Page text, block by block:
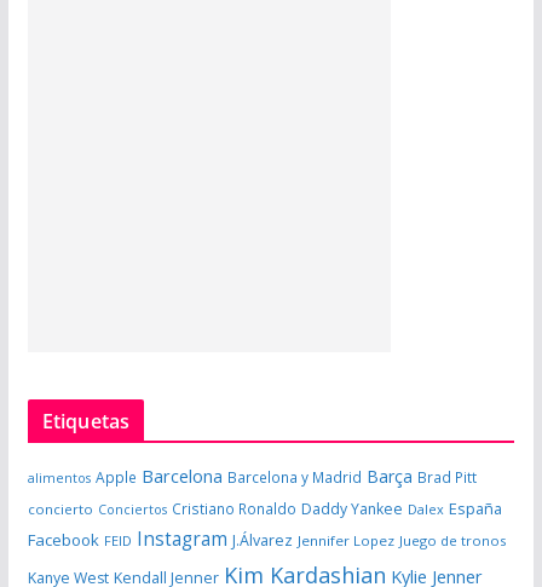
Etiquetas
alimentos Apple Barcelona Barcelona y Madrid Barça Brad Pitt
concierto Conciertos Cristiano Ronaldo Daddy Yankee Dalex España
Facebook FEID Instagram J.Álvarez Jennifer Lopez Juego de tronos
Kanye West Kendall Jenner Kim Kardashian Kylie Jenner